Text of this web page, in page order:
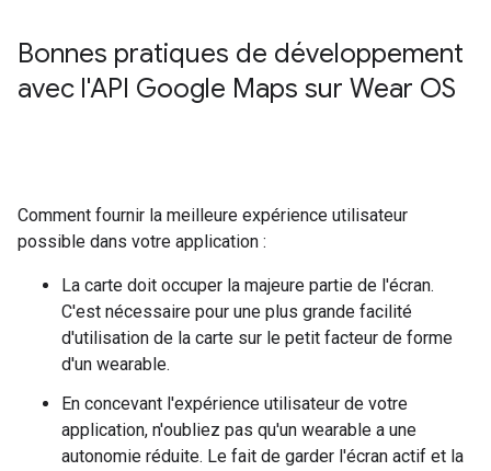
Bonnes pratiques de développement
avec l'API Google Maps sur Wear OS
Comment fournir la meilleure expérience utilisateur
possible dans votre application :
La carte doit occuper la majeure partie de l'écran.
C'est nécessaire pour une plus grande facilité
d'utilisation de la carte sur le petit facteur de forme
d'un wearable.
En concevant l'expérience utilisateur de votre
application, n'oubliez pas qu'un wearable a une
autonomie réduite. Le fait de garder l'écran actif et la